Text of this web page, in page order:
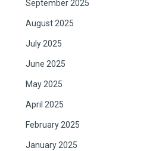
September 2025
August 2025
July 2025
June 2025
May 2025
April 2025
February 2025
January 2025